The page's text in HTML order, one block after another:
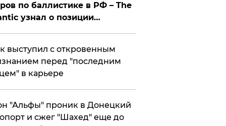
по баллистике в РФ – The
узнал о позиции
выступил с откровенным
перед "последним
в карьере
"Альфы" проник в Донецкий
и сжег "Шахед" еще до